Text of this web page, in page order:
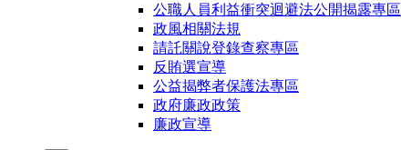
公職人員利益衝突迴避法公開揭露專區
政風相關法規
請託關說登錄查察專區
反賄選宣導
公益揭弊者保護法專區
政府廉政政策
廉政宣導